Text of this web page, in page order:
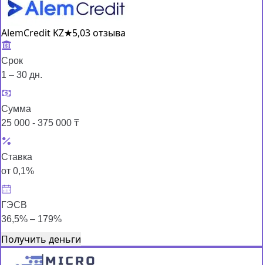
AlemCredit KZ★5,03 отзыва
Срок
1 – 30 дн.
Сумма
25 000 - 375 000 ₸
Ставка
от 0,1%
ГЭСВ
36,5% – 179%
Получить деньги